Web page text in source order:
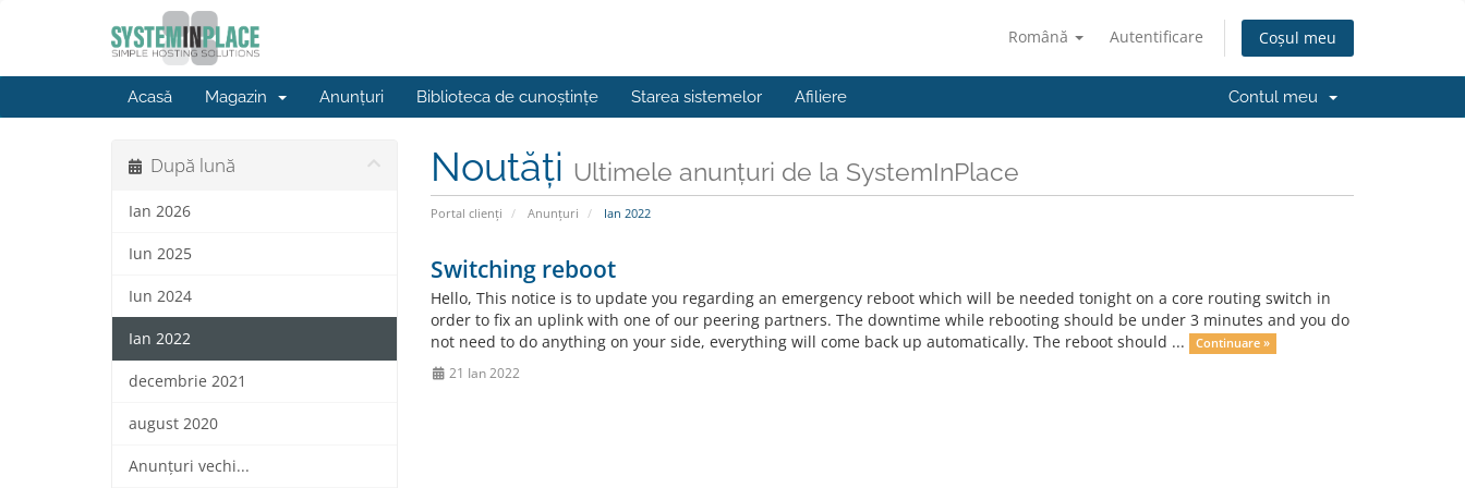
Română Autentificare Coșul meu
Acasă Magazin Anunțuri Biblioteca de cunoștințe Starea sistemelor Afiliere Contul meu
Noutăți Ultimele anunțuri de la SystemInPlace
Portal clienți Anunțuri Ian 2022
După lună
Ian 2026
Iun 2025
Iun 2024
Ian 2022
decembrie 2021
august 2020
Anunțuri vechi...
Switching reboot
Hello, This notice is to update you regarding an emergency reboot which will be needed tonight on a core routing switch in
order to fix an uplink with one of our peering partners. The downtime while rebooting should be under 3 minutes and you do
not need to do anything on your side, everything will come back up automatically. The reboot should ...
Continuare »
21 Ian 2022